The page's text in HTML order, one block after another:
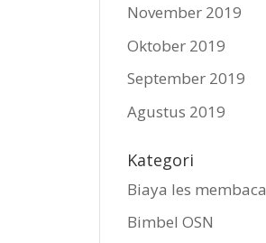
November 2019
Oktober 2019
September 2019
Agustus 2019
Kategori
Biaya les membaca
Bimbel OSN